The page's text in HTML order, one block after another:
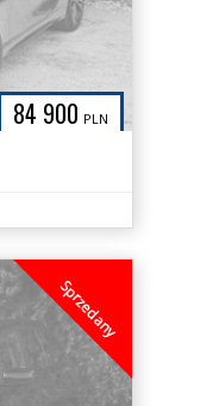
84 900 PLN
Sprzedany